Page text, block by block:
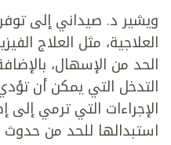
ويشير د. صيداني إلى توفر
العلاجية، مثل العلاج
الحد من الإسهال،
التدخل التي يمكن أن
الإجراءات التي ترمي إلى
استبدالها للحد من حدوث